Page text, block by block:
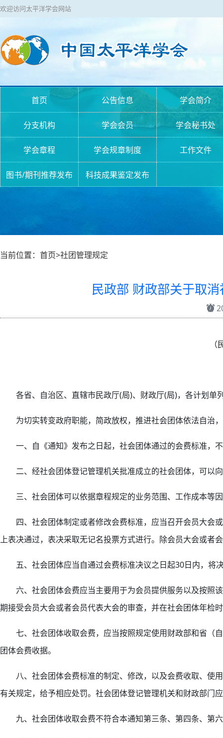
欢迎访问太平洋学会网站
首页 公告信息 学会简介
分支机构 学会会员 学会秘书处
学会章程 学会规章制度 工作文件
图书/期刊推荐发布 科技成果鉴定发布
当前位置：首页>社团管理规定
民政部 财政部关于取
各省、自治区、直辖市民政厅(局)、财政厅(局)，各计划
为切实转变政府职能，简政放权，推进社会团体依法自治
一、自《通知》发布之日起，社会团体通过的会费标准，
二、经社会团体登记管理机关批准成立的社会团体，可以
三、社会团体可以依据章程规定的业务范围、工作成本等
四、社会团体制定或者修改会费标准，应当召开会员大会
上表决通过，表决采取无记名投票方式进行。除会员大会或
五、社会团体应当自通过会费标准决议之日起30日内，将
六、社会团体会费应当主要用于为会员提供服务以及按照
期接受会员大会或者会员代表大会的审查，并在社会团体年检
七、社会团体收取会费，应当按照规定使用财政部和省（
团体会费收据。
八、社会团体会费标准的制定、修改，以及会费收取、使
有关规定，给予相应处罚。社会团体登记管理机关和财政部门
九、社会团体收取会费不符合本通知第三条、第四条、第